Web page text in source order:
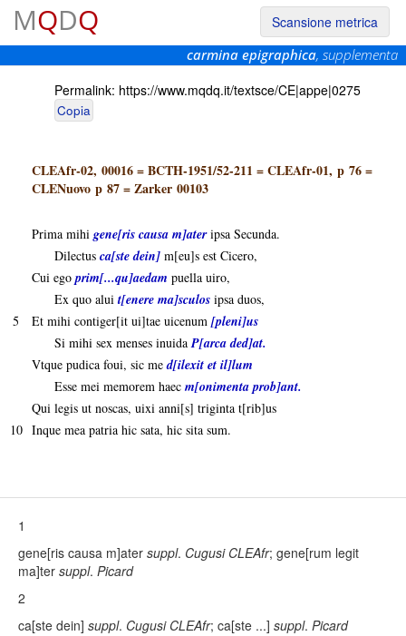
MQDQ
Scansione metrica
carmina epigraphica, supplementa
Permalink: https://www.mqdq.it/textsce/CE|appe|0275
Copia
CLEAfr-02, 00016=BCTH-1951/52-211 =CLEAfr-01, p 76=
CLENuovo p 87=Zarker 00103
Prima mihi gene[ris causa m]ateripsa Secunda.
Dilectus ca[ste dein] m[eu]s est Cicero,
Cui egoprim[...qu]aedam puella uiro,
Ex quo alui t[enere ma]sculos ipsa duos,
5
Et mihi contiger[it ui]tae uicenum [pleni]us
Si mihi sex menses inuidaP[arca ded]at.
Vtque pudica foui, sic med[ilexit et il]lum
Esse mei memorem haec m[onimenta prob]ant.
Qui legis ut noscas, uixi anni[s] triginta t[rib]us
10 Inque mea patria hic sata, hic sita sum.
1
gene[ris causa m]ater suppl. Cugusi CLEAfr; gene[rum legit
ma]ter suppl. Picard
2
ca[ste dein] suppl. Cugusi CLEAfr; ca[ste ...] suppl. Picard